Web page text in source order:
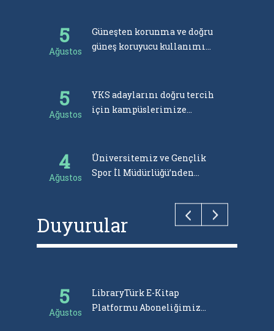
5
Ağustos
Güneşten korunma ve doğru
güneş koruyucu kullanımı
5
Ağustos
YKS adaylarını doğru tercih
için kampüslerimize
4
Ağustos
Üniversitemiz ve Gençlik
Spor İl Müdürlüğü’nden
Duyurular
5
Ağustos
LibraryTürk E-Kitap
Platformu Aboneliğimiz